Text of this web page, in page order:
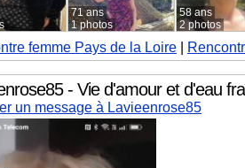
71 ans
1 photos
58 ans
2 photos
femme Pays de la Loire
- Vie d'amour et d'eau
un message à Lavieenrose85